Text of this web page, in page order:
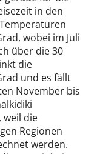
in den
wobei im Juli
über die 30
die
und es fällt
November bis
weil die
Regionen
werden.